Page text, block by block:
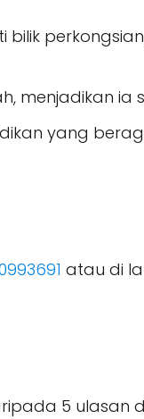
menjadikan ia
yang
atau di
5 ulasan di